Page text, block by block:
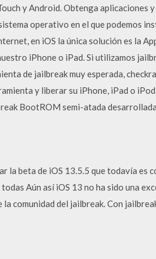
y Android. Obtenga
operativo en el que podemos
en iOS la única solución es la
iPhone o iPad. Si utilizamos
de jailbreak muy esperada,
y liberar su iPhone, iPad o
BootROM semi-atada
la beta de iOS 13.5.5 que todavía es
Aún así iOS 13 no ha sido una
comunidad del jailbreak. Con